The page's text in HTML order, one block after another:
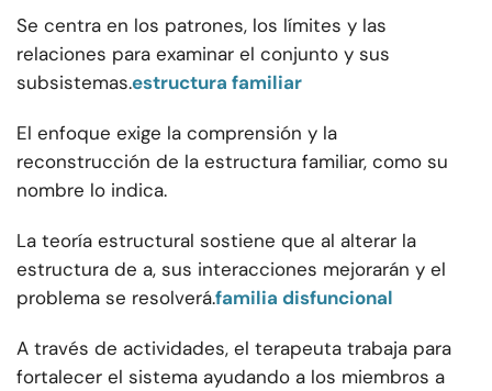
Se centra en los patrones, los límites y las
relaciones para examinar el conjunto y sus
subsistemas.estructura familiar
El enfoque exige la comprensión y la
reconstrucción de la estructura familiar, como su
nombre lo indica.
La teoría estructural sostiene que al alterar la
estructura de a, sus interacciones mejorarán y el
problema se resolverá.familia disfuncional
A través de actividades, el terapeuta trabaja para
fortalecer el sistema ayudando a los miembros a